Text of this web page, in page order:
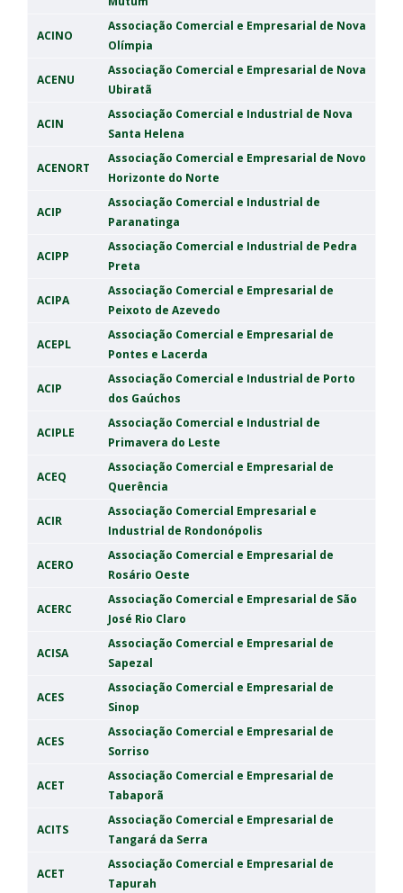
ACINO
Associação Comercial e Empresarial de Nova
Olímpia
ACENU
Associação Comercial e Empresarial de Nova
Ubiratã
ACIN
Associação Comercial e Industrial de Nova
Santa Helena
ACENORT
Associação Comercial e Empresarial de Novo
Horizonte do Norte
ACIP
Associação Comercial e Industrial de
Paranatinga
ACIPP
Associação Comercial e Industrial de Pedra
Preta
ACIPA
Associação Comercial e Empresarial de
Peixoto de Azevedo
ACEPL
Associação Comercial e Empresarial de
Pontes e Lacerda
ACIP
Associação Comercial e Industrial de Porto
dos Gaúchos
ACIPLE
Associação Comercial e Industrial de
Primavera do Leste
ACEQ
Associação Comercial e Empresarial de
Querência
ACIR
Associação Comercial Empresarial e
Industrial de Rondonópolis
ACERO
Associação Comercial e Empresarial de
Rosário Oeste
ACERC
Associação Comercial e Empresarial de São
José Rio Claro
ACISA
Associação Comercial e Empresarial de
Sapezal
ACES
Associação Comercial e Empresarial de
Sinop
ACES
Associação Comercial e Empresarial de
Sorriso
ACET
Associação Comercial e Empresarial de
Tabaporã
ACITS
Associação Comercial e Empresarial de
Tangará da Serra
ACET
Associação Comercial e Empresarial de
Tapurah